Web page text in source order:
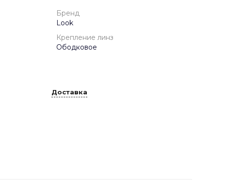
Бренд
Look
Крепление линз
Ободковое
Доставка